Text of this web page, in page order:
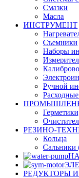
Смазки
Масла
ИНСТРУМЕНТ
Съемники
Наборы
Ручной
РЕЗИНО-
Кольца
Сальники
РЕДУКТОРЫ